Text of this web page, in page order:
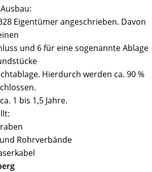
Eigentümer angeschrieben. Davon
und 6 für eine sogenannte Ablage
Hierdurch werden ca. 90 %
1 bis 1,5 Jahre.
Rohrverbände